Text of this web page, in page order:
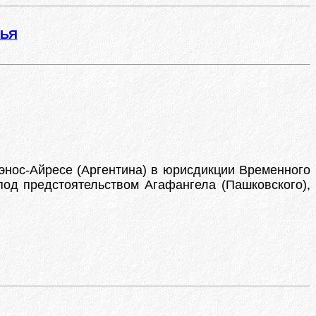
Айресе (Аргентина) в юрисдикции Временного
предстоятельством Агафангела (Пашковского),